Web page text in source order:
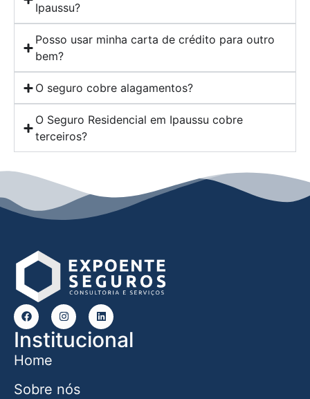
Ipaussu?
Posso usar minha carta de crédito para outro
bem?
O seguro cobre alagamentos?
O Seguro Residencial em Ipaussu cobre
terceiros?
Institucional
Home
Sobre nós